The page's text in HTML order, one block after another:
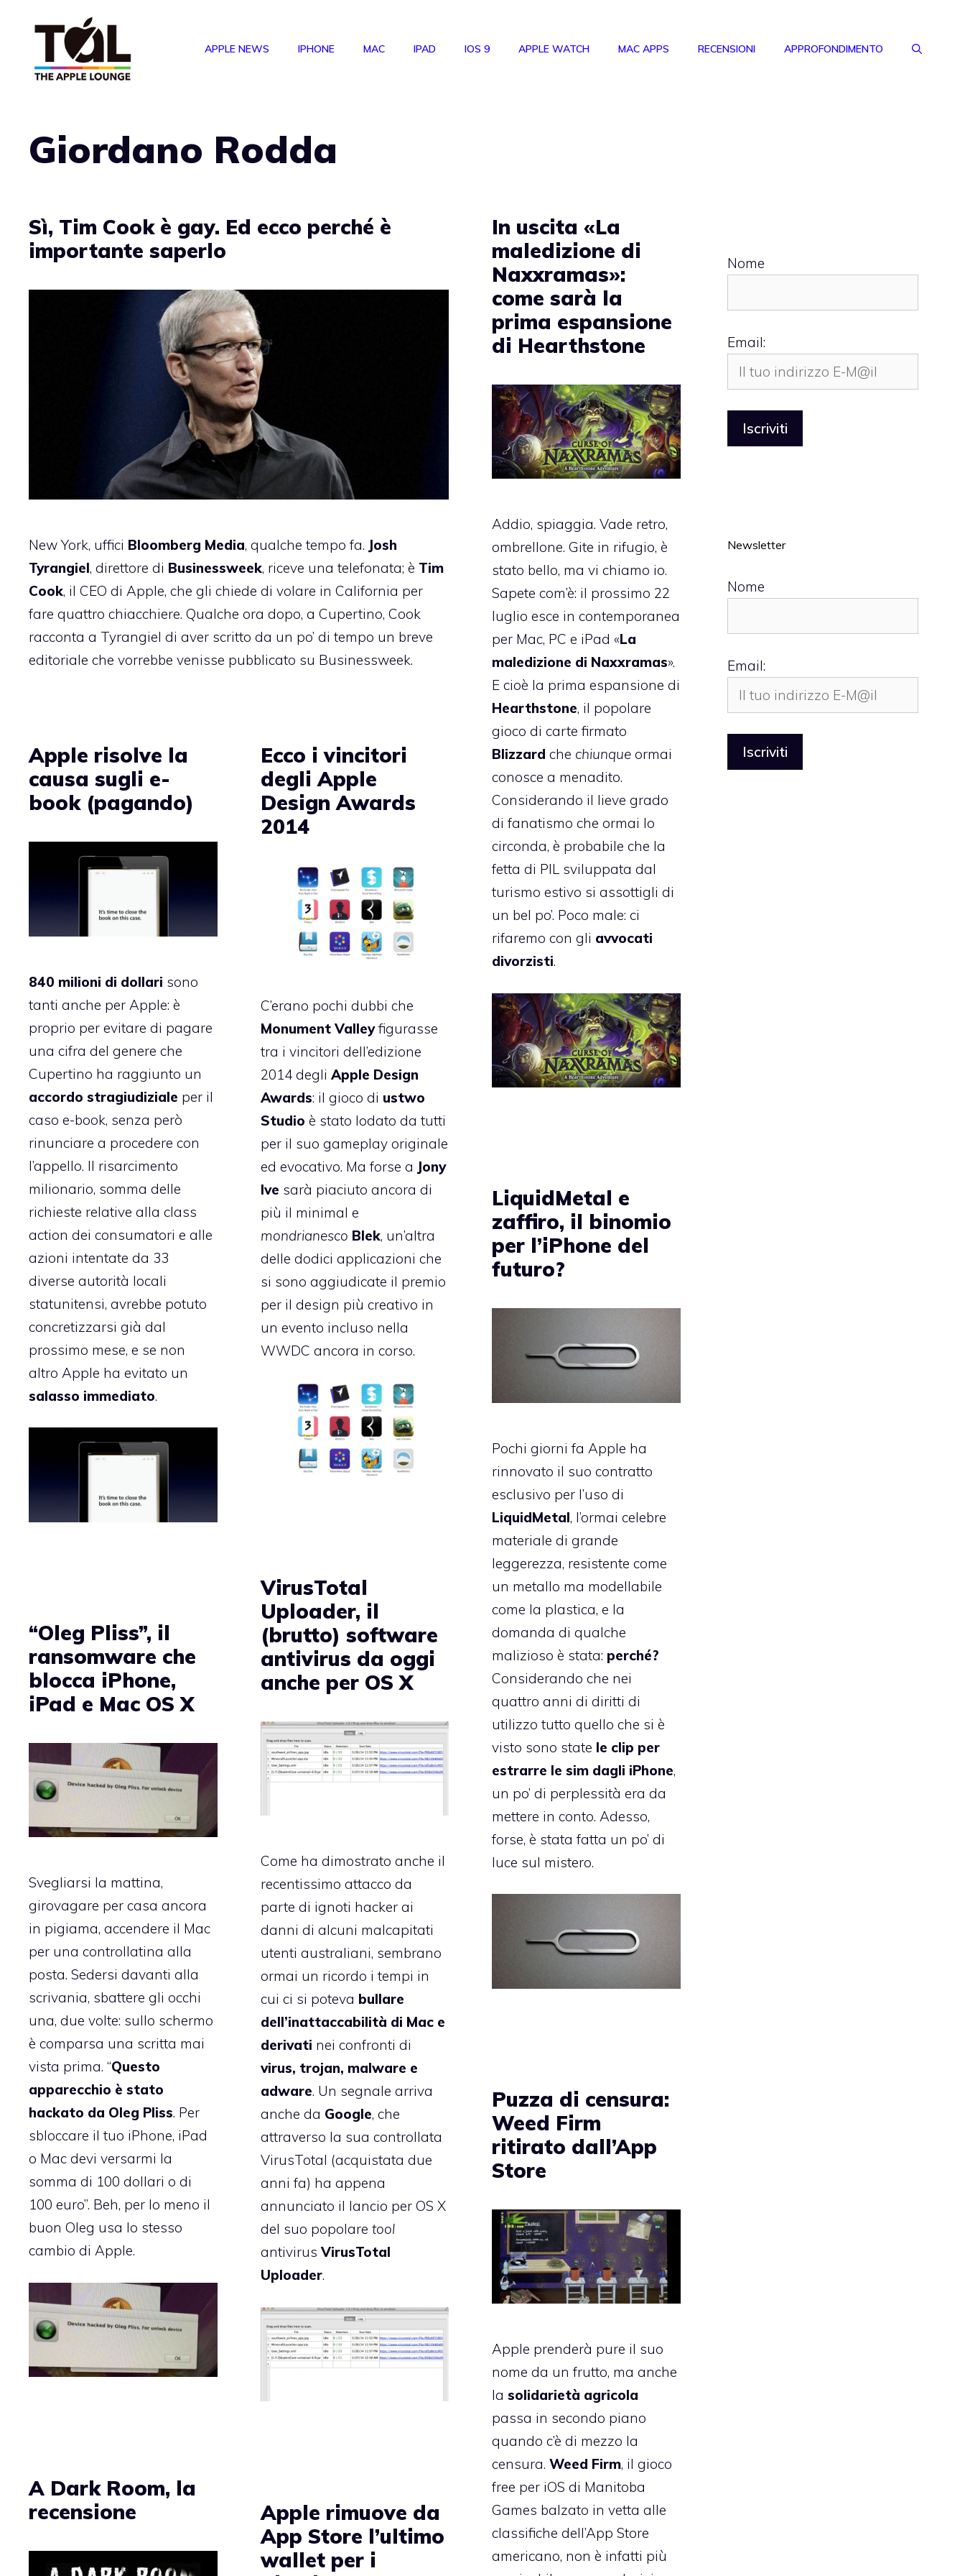
APPLE NEWS IPHONE MAC IPAD IOS 9 APPLE WATCH MAC APPS RECENSIONI APPROFONDIMENTO
Giordano Rodda
Sì, Tim Cook è gay. Ed ecco perché è
importante saperlo
New York, uffici Bloomberg Media, qualche tempo fa. Josh
Tyrangiel, direttore di Businessweek, riceve una telefonata; è Tim
Cook, il CEO di Apple, che gli chiede di volare in California per
fare quattro chiacchiere. Qualche ora dopo, a Cupertino, Cook
racconta a Tyrangiel di aver scritto da un po’ di tempo un breve
editoriale che vorrebbe venisse pubblicato su Businessweek.
In uscita «La
maledizione di
Naxxramas»:
come sarà la
prima espansione
di Hearthstone
Addio, spiaggia. Vade retro,
ombrellone. Gite in rifugio, è
stato bello, ma vi chiamo io.
Sapete com’è: il prossimo 22
luglio esce in contemporanea
per Mac, PC e iPad «La
maledizione di Naxxramas».
E cioè la prima espansione di
Hearthstone, il popolare
gioco di carte firmato
Blizzard che chiunque ormai
conosce a menadito.
Considerando il lieve grado
di fanatismo che ormai lo
circonda, è probabile che la
fetta di PIL sviluppata dal
turismo estivo si assottigli di
un bel po’. Poco male: ci
rifaremo con gli avvocati
divorzisti.
Apple risolve la
causa sugli e-
book (pagando)
840 milioni di dollari sono
tanti anche per Apple: è
proprio per evitare di pagare
una cifra del genere che
Cupertino ha raggiunto un
accordo stragiudiziale per il
caso e-book, senza però
rinunciare a procedere con
l’appello. Il risarcimento
milionario, somma delle
richieste relative alla class
action dei consumatori e alle
azioni intentate da 33
diverse autorità locali
statunitensi, avrebbe potuto
concretizzarsi già dal
prossimo mese, e se non
altro Apple ha evitato un
salasso immediato.
Ecco i vincitori
degli Apple
Design Awards
2014
C’erano pochi dubbi che
Monument Valleyfigurasse
tra i vincitori dell’edizione
2014 degli Apple Design
Awards: il gioco di ustwo
Studio è stato lodato da tutti
per il suo gameplay originale
ed evocativo. Ma forse a Jony
Ive sarà piaciuto ancora di
più il minimal e
mondrianesco Blek, un’altra
delle dodici applicazioni che
si sono aggiudicate il premio
per il design più creativo in
un evento incluso nella
WWDC ancora in corso.
LiquidMetal e
zaffiro, il binomio
per l’iPhone del
futuro?
Pochi giorni fa Apple ha
rinnovato il suo contratto
esclusivo per l’uso di
LiquidMetal, l’ormai celebre
materiale di grande
leggerezza, resistente come
un metallo ma modellabile
come la plastica, e la
domanda di qualche
malizioso è stata: perché?
Considerando che nei
quattro anni di diritti di
utilizzo tutto quello che si è
visto sono state le clip per
estrarre le sim dagli iPhone,
un po’ di perplessità era da
mettere in conto. Adesso,
forse, è stata fatta un po’ di
luce sul mistero.
VirusTotal
Uploader, il
(brutto) software
antivirus da oggi
anche per OS X
Come ha dimostrato anche il
recentissimo attacco da
parte di ignoti hacker ai
danni di alcuni malcapitati
utenti australiani, sembrano
ormai un ricordo i tempi in
cui ci si poteva bullare
dell’inattaccabilità di Mac e
derivati nei confronti di
virus, trojan, malware e
adware. Un segnale arriva
anche da Google, che
attraverso la sua controllata
VirusTotal (acquistata due
anni fa) ha appena
annunciato il lancio per OS X
del suo popolare tool
antivirusVirusTotal
Uploader.
“Oleg Pliss”, il
ransomware che
blocca iPhone,
iPad e Mac OS X
Svegliarsi la mattina,
girovagare per casa ancora
in pigiama, accendere il Mac
per una controllatina alla
posta. Sedersi davanti alla
scrivania, sbattere gli occhi
una, due volte: sullo schermo
è comparsa una scritta mai
vista prima. “Questo
apparecchio è stato
hackato da Oleg Pliss. Per
sbloccare il tuo iPhone, iPad
o Mac devi versarmi la
somma di 100 dollari o di
100 euro”. Beh, per lo meno il
buon Oleg usa lo stesso
cambio di Apple.
Puzza di censura:
Weed Firm
ritirato dall’App
Store
Apple prenderà pure il suo
nome da un frutto, ma anche
lasolidarietà agricola
passa in secondo piano
quando c’è di mezzo la
censura.Weed Firm, il gioco
free per iOS di Manitoba
Games balzato in vetta alle
classifiche dell’App Store
americano, non è infatti più
A Dark Room, la
recensione
Apple rimuove da
App Store l’ultimo
wallet per i
Nome
Email:
Newsletter
Nome
Email: